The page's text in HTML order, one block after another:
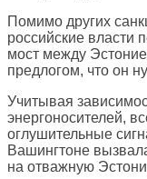
Помимо других
российские власти
мост между
предлогом, что он
Учитывая
энергоносителей,
оглушительные
Вашингтоне
на отважную